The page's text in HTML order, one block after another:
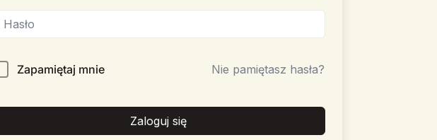
Zapamiętaj mnie Nie pamiętasz hasła?
Zaloguj się